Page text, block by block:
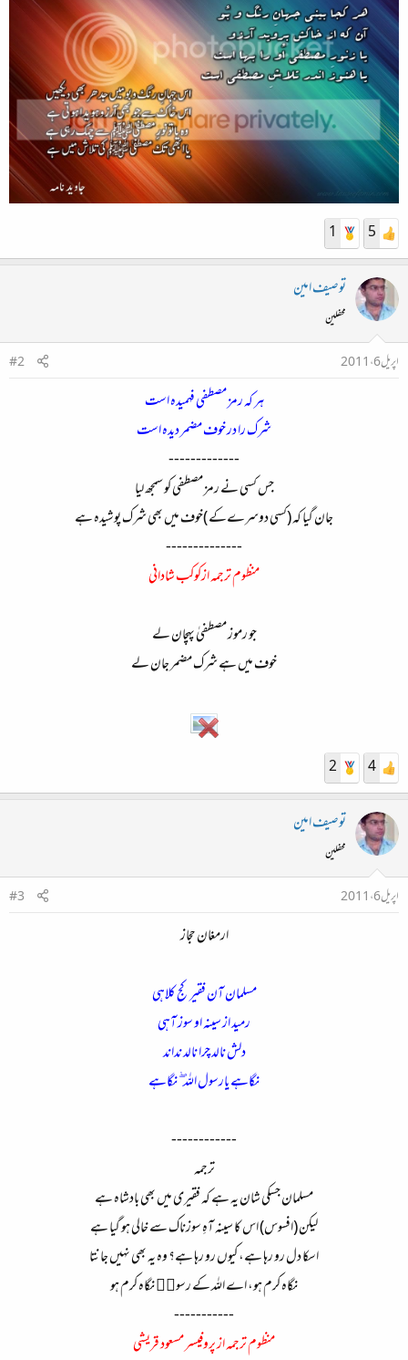
5
1
توصیف امین
محفلین
اپریل 6، 2011
#2
ہر کہ رمز مصطفی فہمیدہ است
شرک را در خوف مضمر دیدہ است
-------------
جس کسی نے رمز مصطفی کو سمجھ لیا
جان گیا کہ (کسی دوسرےکے )خوف میں بھی شرک پوشیدہ ہے
--------------
منظوم ترجمہ ازکوکب شادانی
جو رموز مصطفیٰ پہچان لے
خوف میں ہے شرک مضمر جان لے
4
2
توصیف امین
محفلین
اپریل 6، 2011
#3
ارمغان حجاز
مسلمان آن فقیر کج کلاہی
رمید از سینہ او سوز آہی
دلش نالد چرا نالد نداند
نگاہے یارسول اللہ ۖ نگاہے
------------
ترجمہ
مسلمان جسکی شان یہ ہے کہ فقیری میں بھی بادشاہ ہے
لیکن (افسوس) اس کا سینہ آہِ سوزناک سے خالی ہو گیا ہے
اسکا دل رو رہا ہے، کیوں رو رہا ہے؟ وہ یہ بھی نہیں جانتا
نگاہ کرم ہو، اے اللہ کے رسولۖ نگاہ کرم ہو
-----------
منظوم ترجمہ از پروفیسر مسعود قریشی